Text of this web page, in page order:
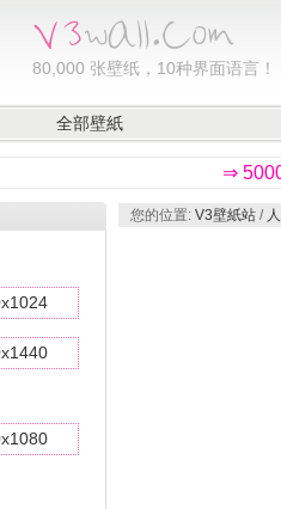
80,000 张壁纸，10种界面语言！
全部壁紙
⇒
您的位置: V3壁紙站 /